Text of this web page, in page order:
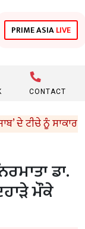
PRIME ASIALIVE
CONTACT
ਟੀਚੇ ਨੂੰ ਸਾਕਾਰ ਕਰ
ਡਾ.
ਮੌਕੇ